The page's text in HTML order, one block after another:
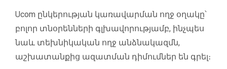
Ucom ընկերության կառավարման ողջ օղակը՝
բոլոր տնօրենների գլխավորությամբ, ինչպես
նաև տեխնիկական ողջ անձնակազմն,
աշխատանքից ազատման դիմումներ են գրել։